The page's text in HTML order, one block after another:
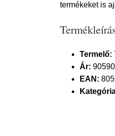
termékeket is
Termelő:
Ár:
EAN: